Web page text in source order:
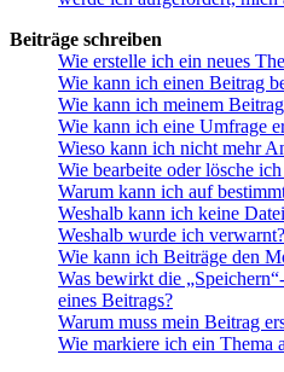
Beiträge schreiben
Wie erstelle ich ein neues
Wie kann ich einen Beitrag
Wie kann ich meinem
Wie kann ich eine Umfrage
Wieso kann ich nicht mehr
Wie bearbeite oder lösche
Warum kann ich auf
Weshalb kann ich keine
Weshalb wurde ich verwarnt?
Wie kann ich Beiträge den
Was bewirkt die
eines Beitrags?
Warum muss mein Beitrag
Wie markiere ich ein Thema